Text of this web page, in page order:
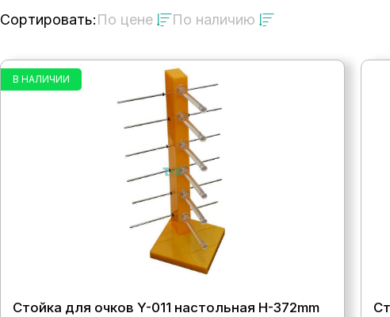
Сортировать:По цене По наличию
В НАЛИЧИИ
Стойка для очков Y-011 настольная H-372mm